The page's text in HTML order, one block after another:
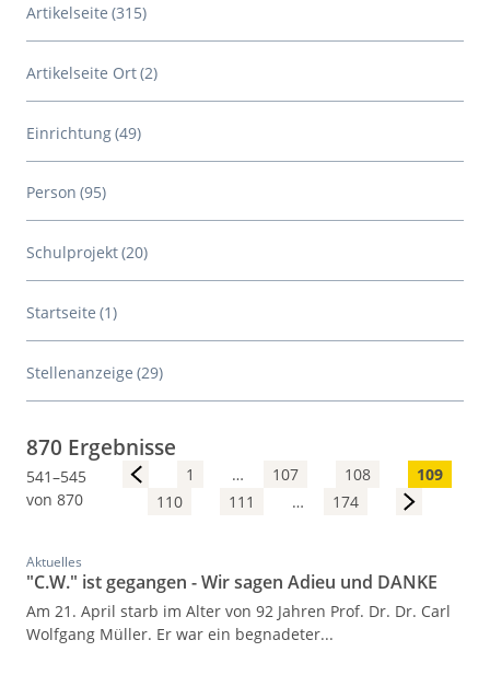
870 Ergebnisse
541–545
von 870
< 1 … 107 108
109
110
111 … 174 >
Artikelseite (315)
Artikelseite Ort(2)
Einrichtung(49)
Person (95)
Schulprojekt(20)
Startseite (1)
Stellenanzeige (29)
Aktuelles
"C.W." ist gegangen - Wir sagen Adieu und DANKE
Am 21. April starb im Alter von 92 Jahren Prof. Dr. Dr. Carl
Wolfgang Müller. Er war ein begnadeter...